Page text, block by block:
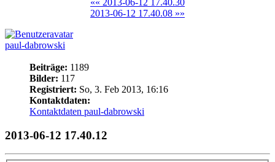
«« 2013-06-12 17.40.30
2013-06-12 17.40.08 »»
paul-dabrowski
Beiträge: 1189
Bilder: 117
Registriert: So, 3. Feb 2013, 16:16
Kontaktdaten:
Kontaktdaten paul-dabrowski
2013-06-12 17.40.12